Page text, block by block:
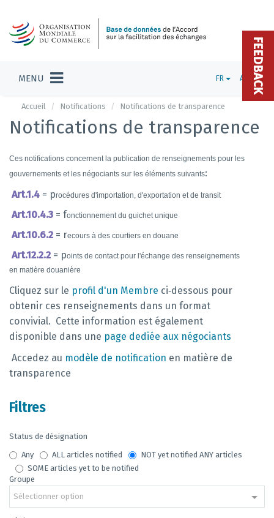
MENU FR ADMIN
Accueil Notifications Notifications de transparence
Notifications de transparence
Ces notifications concernent la publication de renseignements pour les
gouvernements et les négociants sur les éléments suivants:
Art.1.4 = procédures d'importation, d'exportation et de transit
Art.10.4.3 = fonctionnement du guichet unique
Art.10.6.2 = recours à des courtiers en douane
Art.12.2.2 = points de contact pour l'échange des renseignements
en matière douanière
Cliquez sur le profil d'un Membre ci‑dessous pour
obtenir ces renseignements dans un format
convivial. Cette information est également
disponible dans une page dediée aux négociants
Accedez au modèle de notification en matière de
transparence
Filtres
Status de désignation
Any
ALL articles notified
NOT yet notified ANY articles
SOME articles yet to be notified
Groupe
Sélectionner option
FEEDBACK